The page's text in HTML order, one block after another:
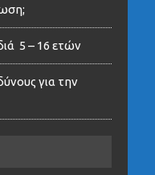
5 – 16 ετών
για την